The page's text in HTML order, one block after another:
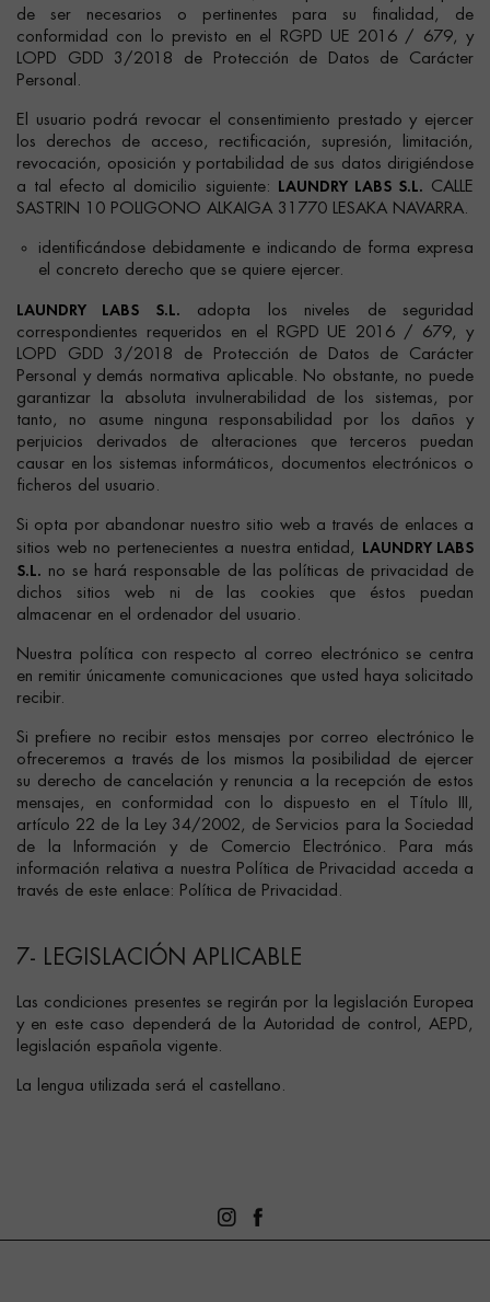
de ser necesarios o pertinentes para su finalidad, de
conformidad con lo previsto en el RGPD UE 2016 / 679, y
LOPD GDD 3/2018 de Protección de Datos de Carácter
Personal.
El usuario podrá revocar el consentimiento prestado y ejercer
los derechos de acceso, rectificación, supresión, limitación,
revocación, oposición y portabilidad de sus datos dirigiéndose
a tal efecto al domicilio siguiente: LAUNDRY LABS S.L. CALLE
SASTRIN 10 POLIGONO ALKAIGA 31770 LESAKA NAVARRA.
identificándose debidamente e indicando de forma expresa
el concreto derecho que se quiere ejercer.
LAUNDRY LABS S.L. adopta los niveles de seguridad
correspondientes requeridos en el RGPD UE 2016 / 679, y
LOPD GDD 3/2018 de Protección de Datos de Carácter
Personal y demás normativa aplicable. No obstante, no puede
garantizar la absoluta invulnerabilidad de los sistemas, por
tanto, no asume ninguna responsabilidad por los daños y
perjuicios derivados de alteraciones que terceros puedan
causar en los sistemas informáticos, documentos electrónicos o
ficheros del usuario.
Si opta por abandonar nuestro sitio web a través de enlaces a
sitios web no pertenecientes a nuestra entidad, LAUNDRY LABS
S.L. no se hará responsable de las políticas de privacidad de
dichos sitios web ni de las cookies que éstos puedan
almacenar en el ordenador del usuario.
Nuestra política con respecto al correo electrónico se centra
en remitir únicamente comunicaciones que usted haya solicitado
recibir.
Si prefiere no recibir estos mensajes por correo electrónico le
ofreceremos a través de los mismos la posibilidad de ejercer
su derecho de cancelación y renuncia a la recepción de estos
mensajes, en conformidad con lo dispuesto en el Título III,
artículo 22 de la Ley 34/2002, de Servicios para la Sociedad
de la Información y de Comercio Electrónico. Para más
información relativa a nuestra Política de Privacidad acceda a
través de este enlace: Política de Privacidad.
7- LEGISLACIÓN APLICABLE
Las condiciones presentes se regirán por la legislación Europea
y en este caso dependerá de la Autoridad de control, AEPD,
legislación española vigente.
La lengua utilizada será el castellano.